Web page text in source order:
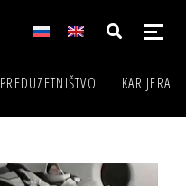
PREDUZETNIŠTVO KARIJERA